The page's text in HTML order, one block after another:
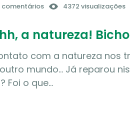
comentários 4372 visualizações
a natureza!
com a natureza nos
mundo… Já reparou
Foi o que…